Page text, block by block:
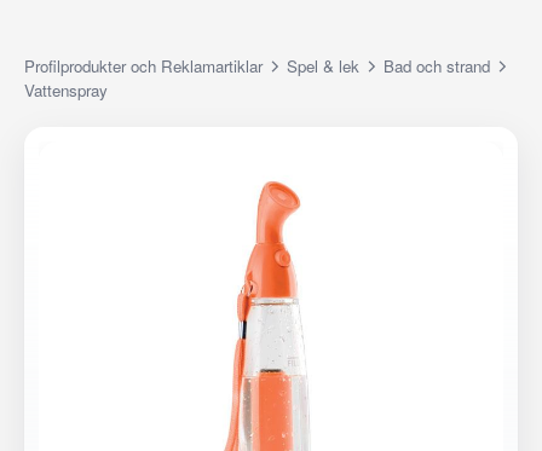
Profilprodukter och Reklamartiklar Spel & lek
Bad och strand
Vattenspray